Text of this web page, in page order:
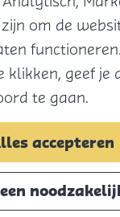
om de
klikken, geef je
te gaan.
accepteren
Blijf